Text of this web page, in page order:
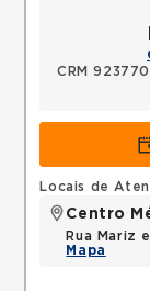
CRM
Locais de
Centro
Rua Mariz
Mapa